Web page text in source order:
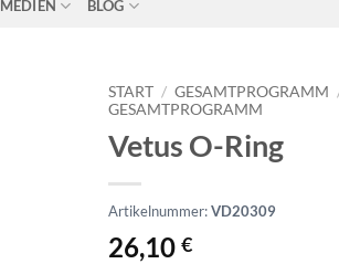
MEDIEN BLOG
START / GESAMTPROGRAMM
GESAMTPROGRAMM
Vetus O-Ring
Artikelnummer:VD20309
26,10 €